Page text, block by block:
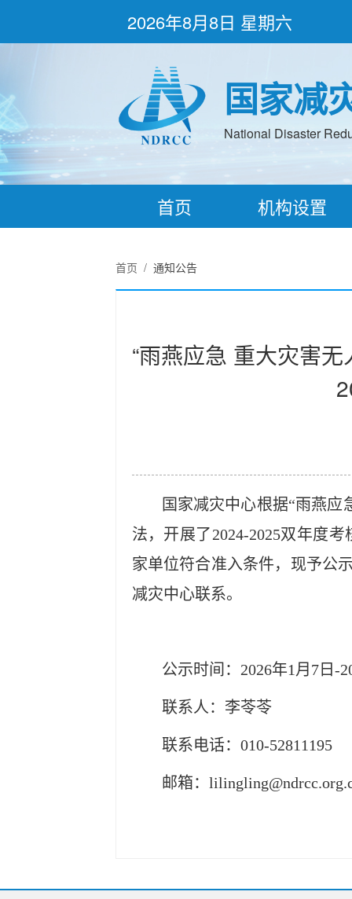
2026年8月8日 星期六
国家减
National Disaster
首页 机构设置
首页 / 通知公告
“雨燕应急 重大灾害
国家减灾中心根据“雨燕
法，开展了2024-2025双年度考
家单位符合准入条件， 现予公
减灾中心联系。
公示时间：2026年1月 7日-
联系人：李苓苓
联系电话：010-52811195
邮箱：